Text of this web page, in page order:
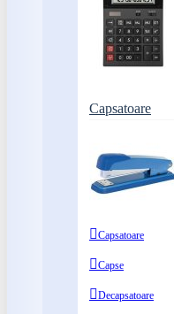
Capsatoare
Capsatoare
Capse
Decapsatoare